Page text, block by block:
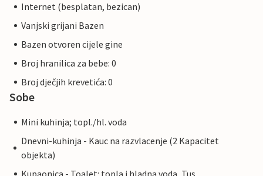
Internet (besplatan, bezican)
Vanjski grijani Bazen
Bazen otvoren cijele gine
Broj hranilica za bebe: 0
Broj dječjih krevetića: 0
Sobe
Mini kuhinja; topl./hl. voda
Dnevni-kuhinja - Kauc na razvlacenje (2 Kapacitet
objekta)